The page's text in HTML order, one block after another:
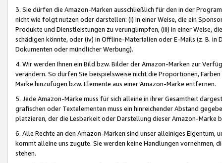
3. Sie dürfen die Amazon-Marken ausschließlich für den in der
nicht wie folgt nutzen oder darstellen: (i) in einer Weise, die ein
Produkte und Dienstleistungen zu verunglimpfen, (iii) in einer Weise,
schädigen könnte, oder (iv) in Offline-Materialien oder E-Mails (z. B. in
Dokumenten oder mündlicher Werbung).
4. Wir werden Ihnen ein Bild bzw. Bilder der Amazon-Marken zur
verändern. So dürfen Sie beispielsweise nicht die Proportionen,
Marke hinzufügen bzw. Elemente aus einer Amazon-Marke entfernen.
5. Jede Amazon-Marke muss für sich alleine in ihrer Gesamtheit
grafischen oder Textelementen muss ein hinreichender Abstand
platzieren, der die Lesbarkeit oder Darstellung dieser Amazon-Marke
6. Alle Rechte an den Amazon-Marken sind unser alleiniges
kommt alleine uns zugute. Sie werden keine Handlungen vornehmen,
stehen.